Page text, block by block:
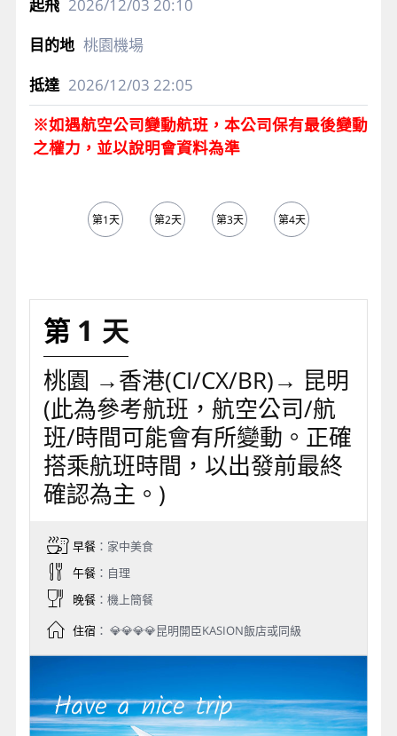
2026/12/03 20:10
桃園機場
2026/12/03 22:05
※如遇航空公司變動航班，本公司保有最後變動
之權力，並以說明會資料為準
第1天 第2天 第3天 第4天
1
桃園 →香港(CI/CX/BR)→ 昆明
(此為參考航班，航空公司/航
班/時間可能會有所變動。正確
搭乘航班時間，以出發前最終
確認為主。)
早餐：家中美食
午餐：自理
晚餐：機上簡餐
住宿： 💎💎💎💎昆明開臣KASION飯店或同級